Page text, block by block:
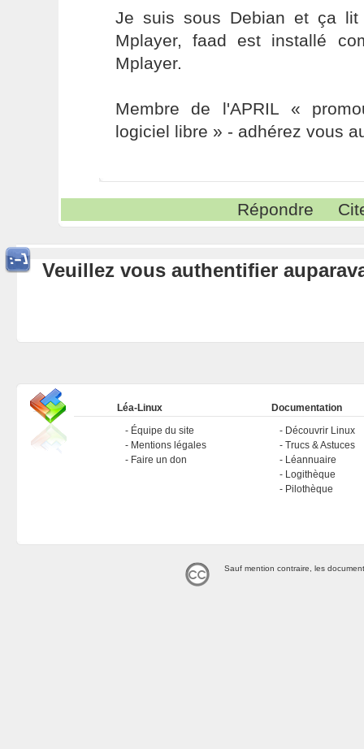
Je suis sous Debian et ça lit
Mplayer, faad est installé
Mplayer.
Membre de l'APRIL «
logiciel libre » - adhérez vous
Répondre
Veuillez vous authentifier
Léa-Linux
Équipe du site
Mentions légales
Faire un don
Documentation
Découvrir Linux
Trucs & Astuces
Léannuaire
Logithèque
Pilothèque
Sauf mention contraire, les